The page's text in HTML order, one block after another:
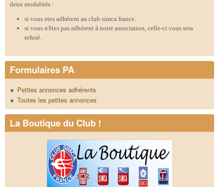
deux modalités :
si vous etes adhérent au club simca france.
si vous n'êtes pas adhérent à notre association, celle-ci vous sera
refusé.
Formulaires PA
Petites annonces adhérents
Toutes les petites annonces
La Boutique du Club !